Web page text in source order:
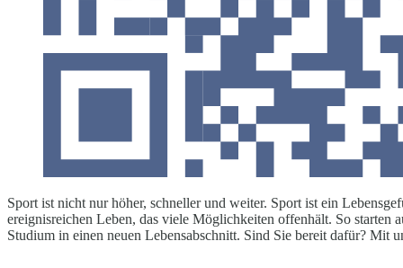
Sport ist nicht nur höher, schneller und weiter. Sport ist ein
ereignisreichen Leben, das viele Möglichkeiten offenhält. So starten
Studium in einen neuen Lebensabschnitt. Sind Sie bereit dafür? Mit